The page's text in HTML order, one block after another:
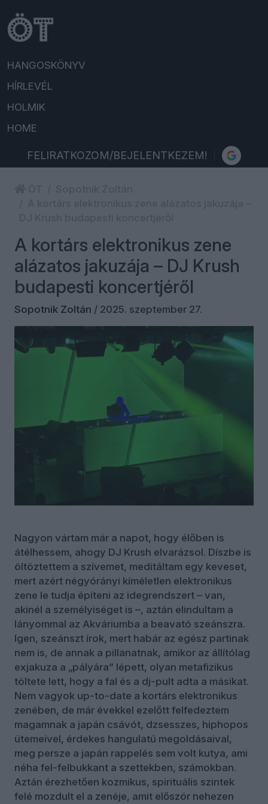
HANGOSKÖNYV
HÍRLEVÉL
HOLMIK
HOME
FELIRATKOZOM/BEJELENTKEZEM!
A kortárs elektronikus zene
alázatos jakuzája – DJ Krush
budapesti koncertjéről
Sopotnik Zoltán / 2025. szeptember 27.
Nagyon vártam már a napot, hogy élőben is
átélhessem, ahogy DJ Krush elvarázsol. Díszbe is
öltöztettem a szívemet, meditáltam egy keveset,
mert azért négyórányi kíméletlen elektronikus
zene le tudja építeni az idegrendszert – van,
akinél a személyiséget is –, aztán elindultam a
lányommal az Akváriumba a beavató szeánszra.
Igen, szeánszt írok, mert habár az egész partinak
nem is, de annak a pillanatnak, amikor az állítólag
exjakuza a „pályára” lépett, olyan metafizikus
töltete lett, hogy a fal és a dj-pult adta a másikat.
Nem vagyok up-to-date a kortárs elektronikus
zenében, de már évekkel ezelőtt felfedeztem
magamnak a japán csávót, dzsesszes, hiphopos
ütemeivel, érdekes hangulatú megoldásaival,
meg persze a japán rappelés sem volt kutya, ami
néha fel-felbukkant a szettekben, számokban.
Aztán érezhetően kozmikus, spirituális szintek
felé mozdult el a zenéje, amit először nehezen